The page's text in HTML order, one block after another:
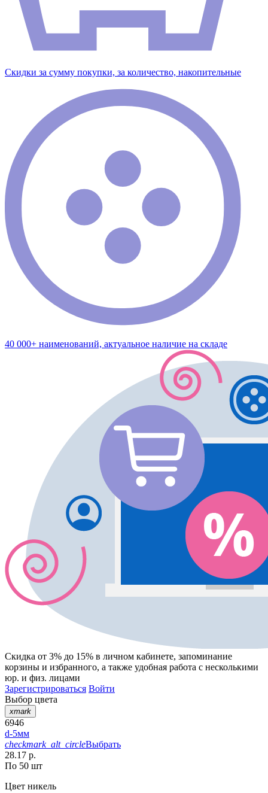
Скидки за сумму покупки, за количество, накопительные
40 000+ наименований, актуальное наличие на складе
Скидка от 3% до 15% в личном кабинете, запоминание
корзины и избранного, а также удобная работа с несколькими
юр. и физ. лицами
Зарегистрироваться Войти
Выбор цвета
xmark
6946
d-5мм
checkmark_alt_circleВыбрать
28.17 р.
По 50 шт
Цвет никель